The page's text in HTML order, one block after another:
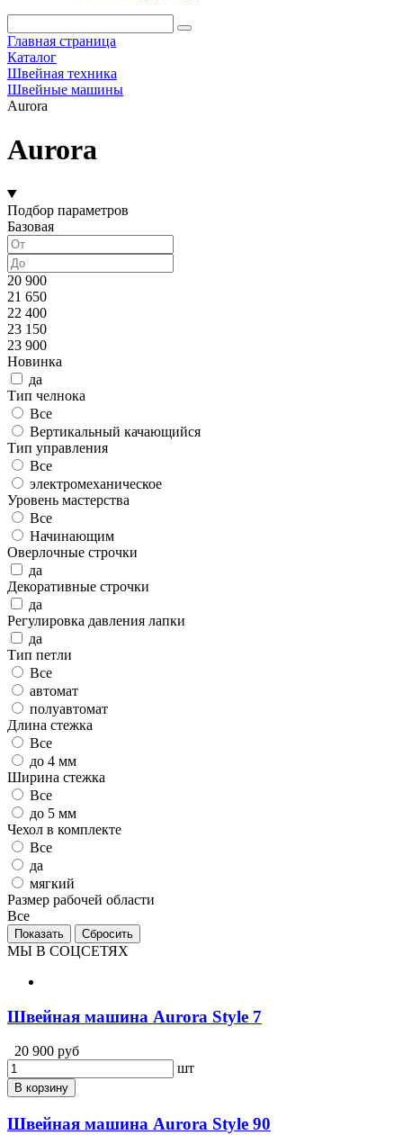
Главная страница
Каталог
Швейная техника
Швейные машины
Aurora
Aurora
Подбор параметров
Базовая
20 900
21 650
22 400
23 150
23 900
Новинка
да
Тип челнока
Все
Вертикальный качающийся
Тип управления
Все
электромеханическое
Уровень мастерства
Все
Начинающим
Оверлочные строчки
да
Декоративные строчки
да
Регулировка давления лапки
да
Тип петли
Все
автомат
полуавтомат
Длина стежка
Все
до 4 мм
Ширина стежка
Все
до 5 мм
Чехол в комплекте
Все
да
мягкий
Размер рабочей области
Все
МЫ В СОЦСЕТЯХ
Швейная машина Aurora Style 7
20 900 руб
шт
В корзину
Швейная машина Aurora Style 90